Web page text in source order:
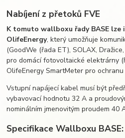
Nabíjení z přetoků FVE
K tomuto wallboxu řady BASE
OlifeEnergy, který umožňuje
(GoodWe (řada ET), SOLAX,
pro domácí fotovoltaické elektrárny
OlifeEnergy SmartMeter pro
Vstupní napájecí kabel musí být
vybavovací hodnotu 32 A a
nominálním jmenovitým proudem 40
Specifikace Wallboxu BASE: